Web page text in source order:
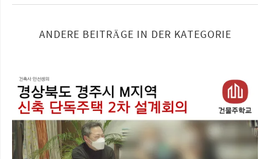
ANDERE BEITRÄGE IN DER KATEGORIE